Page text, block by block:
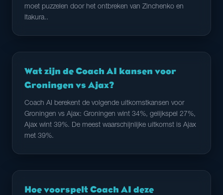
moet puzzelen door het ontbreken van Zinchenko en
Itakura..
Wat zijn de Coach AI kansen voor
Groningen vs Ajax?
Coach AI berekent de volgende uitkomstkansen voor
Groningen vs Ajax: Groningen wint 34%, gelijkspel 27%,
Ajax wint 39%. De meest waarschijnlijke uitkomst is Ajax
met 39%.
Hoe voorspelt Coach AI deze